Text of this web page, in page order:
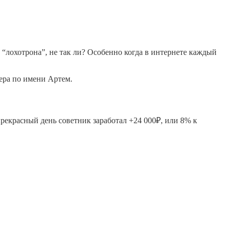
не так ли? Особенно когда в интернете каждый
по имени Артем.
день советник заработал +24 000₽, или 8% к